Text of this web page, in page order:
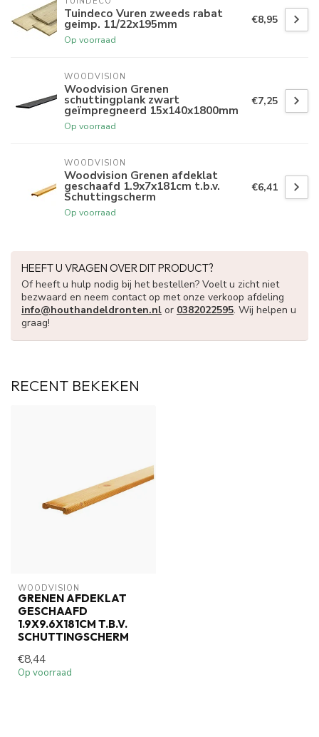
Tuindeco Vuren zweeds rabat
geimp. 11/22x195mm
Op voorraad
€8,95
WOODVISION
Woodvision Grenen
schuttingplank zwart
geïmpregneerd 15x140x1800mm
Op voorraad
€7,25
WOODVISION
Woodvision Grenen afdeklat
geschaafd 1.9x7x181cm t.b.v.
Schuttingscherm
Op voorraad
€6,41
HEEFT U VRAGEN OVER DIT PRODUCT?
Of heeft u hulp nodig bij het bestellen? Voelt u zicht niet
bezwaard en neem contact op met onze verkoop afdeling
info@houthandeldronten.nl or 0382022595. Wij helpen u
graag!
RECENT BEKEKEN
WOODVISION
GRENEN AFDEKLAT
GESCHAAFD
1.9X9.6X181CM T.B.V.
SCHUTTINGSCHERM
€8,44
Op voorraad